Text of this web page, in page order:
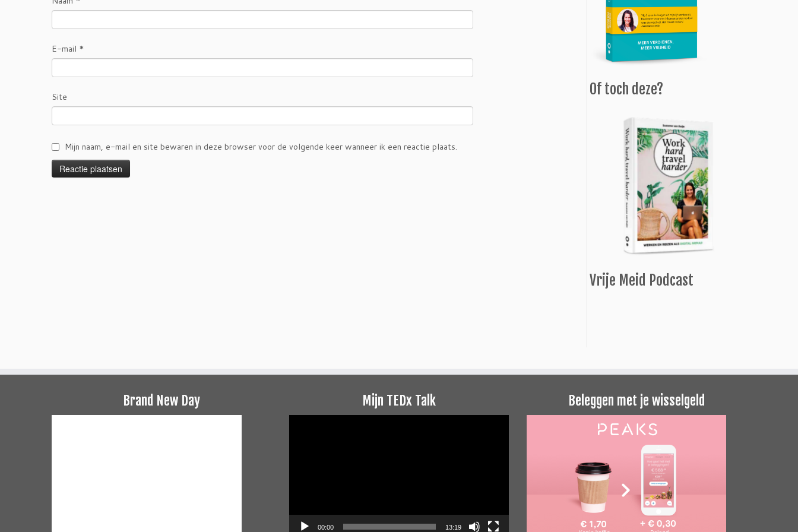
E-mail *
Site
Mijn naam, e-mail en site bewaren in deze browser voor de volgende keer wanneer ik een reactie plaats.
Of toch deze?
Vrije Meid Podcast
Brand New Day Mijn TEDx Talk
00:00 13:19
Beleggen met je wisselgeld